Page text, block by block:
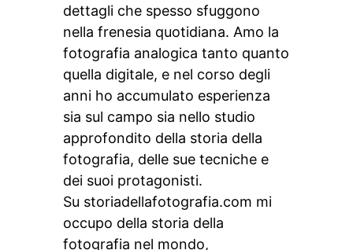
dettagli che spesso sfuggono
nella frenesia quotidiana. Amo la
fotografia analogica tanto quanto
quella digitale, e nel corso degli
anni ho accumulato esperienza
sia sul campo sia nello studio
approfondito della storia della
fotografia, delle sue tecniche e
dei suoi protagonisti.
Su storiadellafotografia.com mi
occupo della storia della
fotografia nel mondo,